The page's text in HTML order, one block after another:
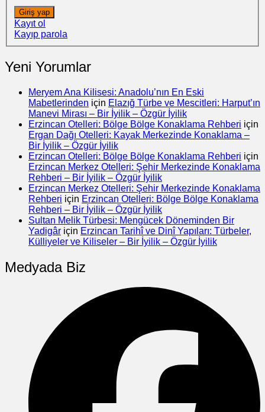
Giriş yap
Kayıt ol
Kayıp parola
Yeni Yorumlar
Meryem Ana Kilisesi: Anadolu’nın En Eski
Mabetlerinden için Elazığ Türbe ve Mescitleri: Harput’ın
Manevi Mirası – Bir İyilik – Özgür İyilik
Erzincan Otelleri: Bölge Bölge Konaklama Rehberi için
Ergan Dağı Otelleri: Kayak Merkezinde Konaklama –
Bir İyilik – Özgür İyilik
Erzincan Otelleri: Bölge Bölge Konaklama Rehberi için
Erzincan Merkez Otelleri: Şehir Merkezinde Konaklama
Rehberi – Bir İyilik – Özgür İyilik
Erzincan Merkez Otelleri: Şehir Merkezinde Konaklama
Rehberi için Erzincan Otelleri: Bölge Bölge Konaklama
Rehberi – Bir İyilik – Özgür İyilik
Sultan Melik Türbesi: Mengücek Döneminden Bir
Yadigâr için Erzincan Tarihî ve Dinî Yapıları: Türbeler,
Külliyeler ve Kiliseler – Bir İyilik – Özgür İyilik
Medyada Biz